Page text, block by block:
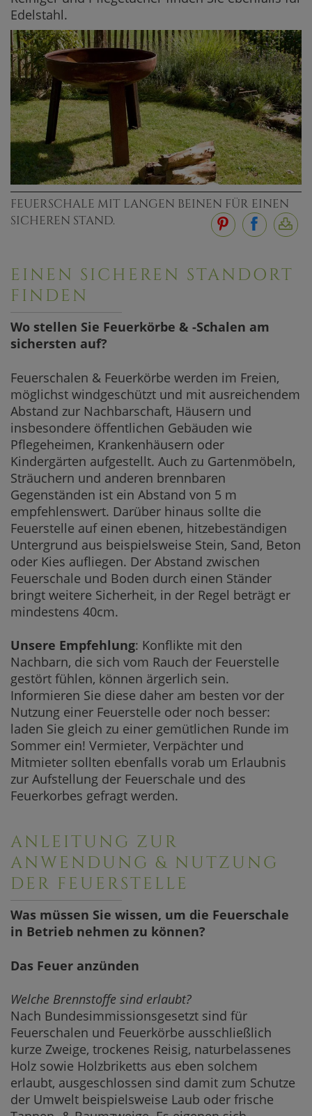
Edelstahl.
FEUERSCHALE MIT LANGEN BEINEN FÜR EINEN
SICHEREN STAND.
EINEN SICHEREN STANDORT
FINDEN
Wo stellen Sie Feuerkörbe & -Schalen am
sichersten auf?
Feuerschalen & Feuerkörbe werden im Freien,
möglichst windgeschützt und mit ausreichendem
Abstand zur Nachbarschaft, Häusern und
insbesondere öffentlichen Gebäuden wie
Pflegeheimen, Krankenhäusern oder
Kindergärten aufgestellt. Auch zu Gartenmöbeln,
Sträuchern und anderen brennbaren
Gegenständen ist ein Abstand von 5 m
empfehlenswert. Darüber hinaus sollte die
Feuerstelle auf einen ebenen, hitzebeständigen
Untergrund aus beispielsweise Stein, Sand, Beton
oder Kies aufliegen. Der Abstand zwischen
Feuerschale und Boden durch einen Ständer
bringt weitere Sicherheit, in der Regel beträgt er
mindestens 40cm.
Unsere Empfehlung: Konflikte mit den
Nachbarn, die sich vom Rauch der Feuerstelle
gestört fühlen, können ärgerlich sein.
Informieren Sie diese daher am besten vor der
Nutzung einer Feuerstelle oder noch besser:
laden Sie gleich zu einer gemütlichen Runde im
Sommer ein! Vermieter, Verpächter und
Mitmieter sollten ebenfalls vorab um Erlaubnis
zur Aufstellung der Feuerschale und des
Feuerkorbes gefragt werden.
ANLEITUNG ZUR
ANWENDUNG & NUTZUNG
DER FEUERSTELLE
Was müssen Sie wissen, um die Feuerschale
in Betrieb nehmen zu können?
Das Feuer anzünden
Welche Brennstoffe sind erlaubt?
Nach Bundesimmissionsgesetzt sind für
Feuerschalen und Feuerkörbe ausschließlich
kurze Zweige, trockenes Reisig, naturbelassenes
Holz sowie Holzbriketts aus eben solchem
erlaubt, ausgeschlossen sind damit zum Schutze
der Umwelt beispielsweise Laub oder frische